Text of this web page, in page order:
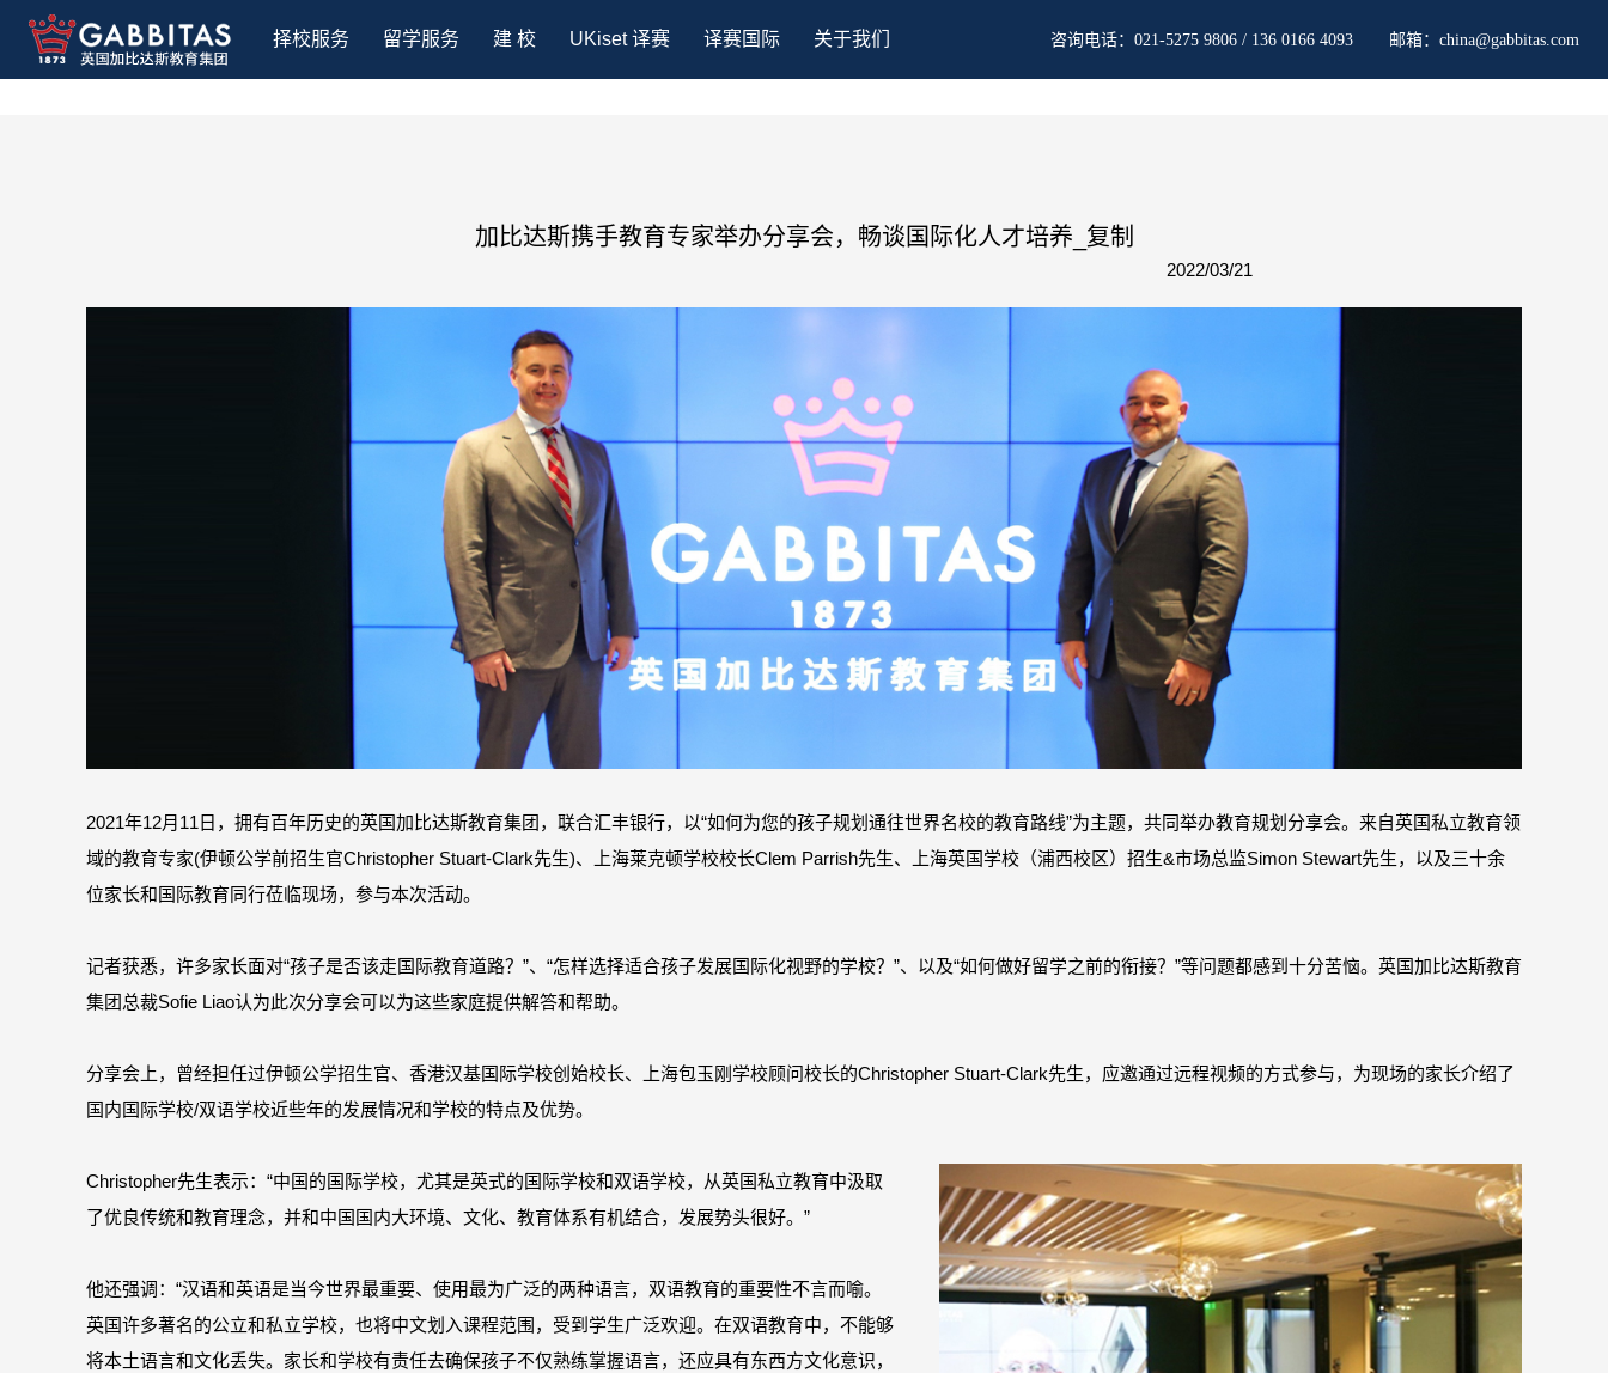
择校服务 留学服务 建 校 UKiset 译赛 译赛国际 关于我们 咨询电话： 021-5275 9806 / 136 0166 4093 邮箱： china@gabbitas.com
加比达斯携手教育专家举办分享会，畅谈国际化人才培养_复制
2022/03/21
2021年12月11日，拥有百年历史的英国加比达斯教育集团，联合汇丰银行，以“如何为您的孩子规划通往世界名校的教育路线”为主题，共同举办教育规划分享会。来自英国私立教育领
域的教育专家(伊顿公学前招生官Christopher Stuart-Clark先生)、上海莱克顿学校校长Clem Parrish先生、上海英国学校（浦西校区）招生&市场总监Simon Stewart先生，以及三十余
位家长和国际教育同行莅临现场，参与本次活动。
记者获悉，许多家长面对“孩子是否该走国际教育道路？”、“怎样选择适合孩子发展国际化视野的学校？”、以及“如何做好留学之前的衔接？”等问题都感到十分苦恼。英国加比达斯教育
集团总裁Sofie Liao认为此次分享会可以为这些家庭提供解答和帮助。
分享会上，曾经担任过伊顿公学招生官、香港汉基国际学校创始校长、上海包玉刚学校顾问校长的Christopher Stuart-Clark先生，应邀通过远程视频的方式参与，为现场的家长介绍了
国内国际学校/双语学校近些年的发展情况和学校的特点及优势。
Christopher先生表示：“中国的国际学校，尤其是英式的国际学校和双语学校，从英国私立教育中汲取
了优良传统和教育理念，并和中国国内大环境、文化、教育体系有机结合，发展势头很好。”
他还强调：“汉语和英语是当今世界最重要、使用最为广泛的两种语言，双语教育的重要性不言而喻。
英国许多著名的公立和私立学校，也将中文划入课程范围，受到学生广泛欢迎。在双语教育中，不能够
将本土语言和文化丢失。家长和学校有责任去确保孩子不仅熟练掌握语言，还应具有东西方文化意识，